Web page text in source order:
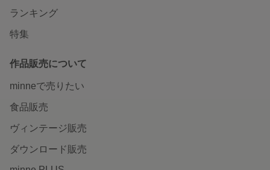
ランキング
特集
作品販売について
minneで売りたい
食品販売
ヴィンテージ販売
ダウンロード販売